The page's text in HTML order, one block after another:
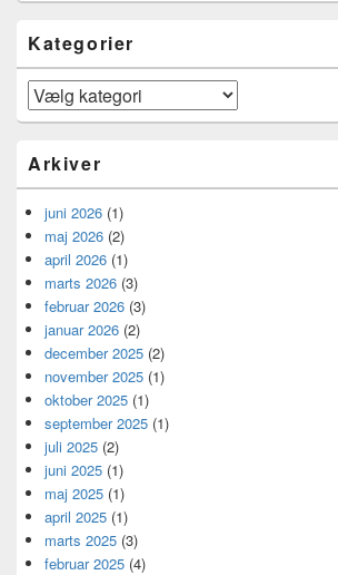
Kategorier
Kategorier
Arkiver
juni 2026 (1)
maj 2026 (2)
april 2026 (1)
marts 2026 (3)
februar 2026 (3)
januar 2026 (2)
december 2025 (2)
november 2025 (1)
oktober 2025 (1)
september 2025 (1)
juli 2025 (2)
juni 2025 (1)
maj 2025 (1)
april 2025 (1)
marts 2025 (3)
februar 2025 (4)